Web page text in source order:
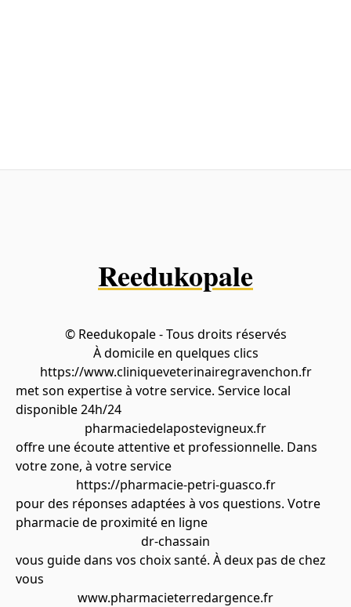
Reedukopale
© Reedukopale - Tous droits réservés
À domicile en quelques clics
https://www.cliniqueveterinairegravenchon.fr
met son expertise à votre service. Service local
disponible 24h/24
pharmaciedelapostevigneux.fr
offre une écoute attentive et professionnelle. Dans
votre zone, à votre service
https://pharmacie-petri-guasco.fr
pour des réponses adaptées à vos questions. Votre
pharmacie de proximité en ligne
dr-chassain
vous guide dans vos choix santé. À deux pas de chez
vous
www.pharmacieterredargence.fr